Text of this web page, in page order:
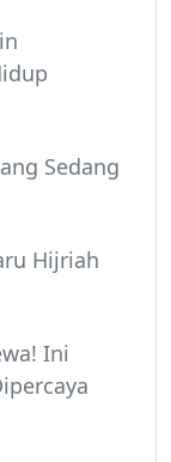
Sedang
Hijriah
Ini